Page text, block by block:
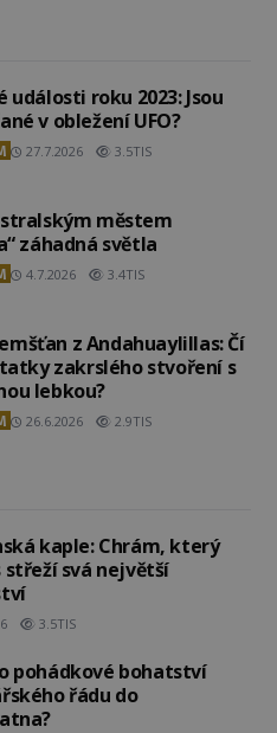
události roku 2023: Jsou
v obležení UFO?
27.7.2026 3.5TIS
městem
záhadná světla
4.7.2026 3.4TIS
z Andahuaylillas: Čí
zakrslého stvoření s
lebkou?
26.6.2026 2.9TIS
kaple: Chrám, který
střeží svá největší
3.5TIS
pohádkové bohatství
řádu do